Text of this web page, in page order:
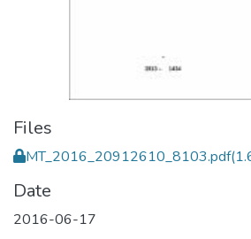
Files
MT_2016_20912610_8103.pdf
Date
2016-06-17